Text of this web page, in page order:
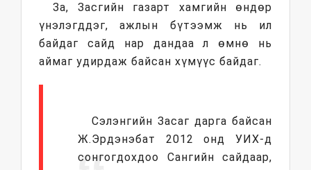
За, Засгийн газарт хамгийн өндөр
үнэлэгддэг, ажлын бүтээмж нь ил
байдаг сайд нар дандаа л өмнө нь
аймаг удирдаж байсан хүмүүс байдаг.
Сэлэнгийн Засаг дарга байсан
Ж.Эрдэнэбат 2012 онд УИХ-д
сонгогдохдоо Сангийн сайдаар,